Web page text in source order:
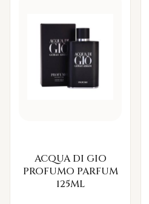
ACQUA DI GIO
PROFUMO PARFUM
125ML